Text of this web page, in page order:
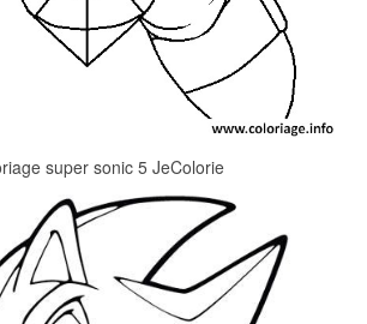
super sonic 5 JeColorie